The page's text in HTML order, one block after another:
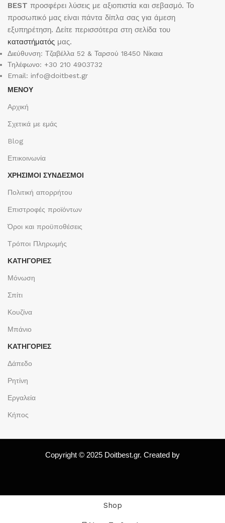
BEST προσφέρει λύσεις με αξιοπιστία και σεβασμό. Το
προσωπικό μας είναι πάντα δίπλα σας για άμεση
εξυπηρέτηση. Δείτε περισσότερα στη σελίδα του
καταστήματός μας.
Διεύθυνση: Τζαβέλλα 52 & Ταρσού 18450 Νίκαια
Τηλέφωνο: +30 210 4903732
Email: info@doitbest.gr
ΜΕΝΟΥ
Αρχική
Σχετικά με εμάς
Blog
Επικοινωνία
ΧΡΉΣΙΜΟΙ ΣΎΝΔΕΣΜΟΙ
Πολιτική απορρήτου
Επιστροφές προϊόντων
Όροι και προϋποθέσεις
Τρόποι Πληρωμής
ΚΑΤΗΓΟΡΙΕΣ
Μόνωση
Σπίτι
Κουζίνα
Μπάνιο
ΚΑΤΗΓΟΡΙΕΣ
Δάπεδο
Ρητίνη
Εργαλεία
Κήπος
Copyright © 2025 Doitbest.gr. Created by
Shop